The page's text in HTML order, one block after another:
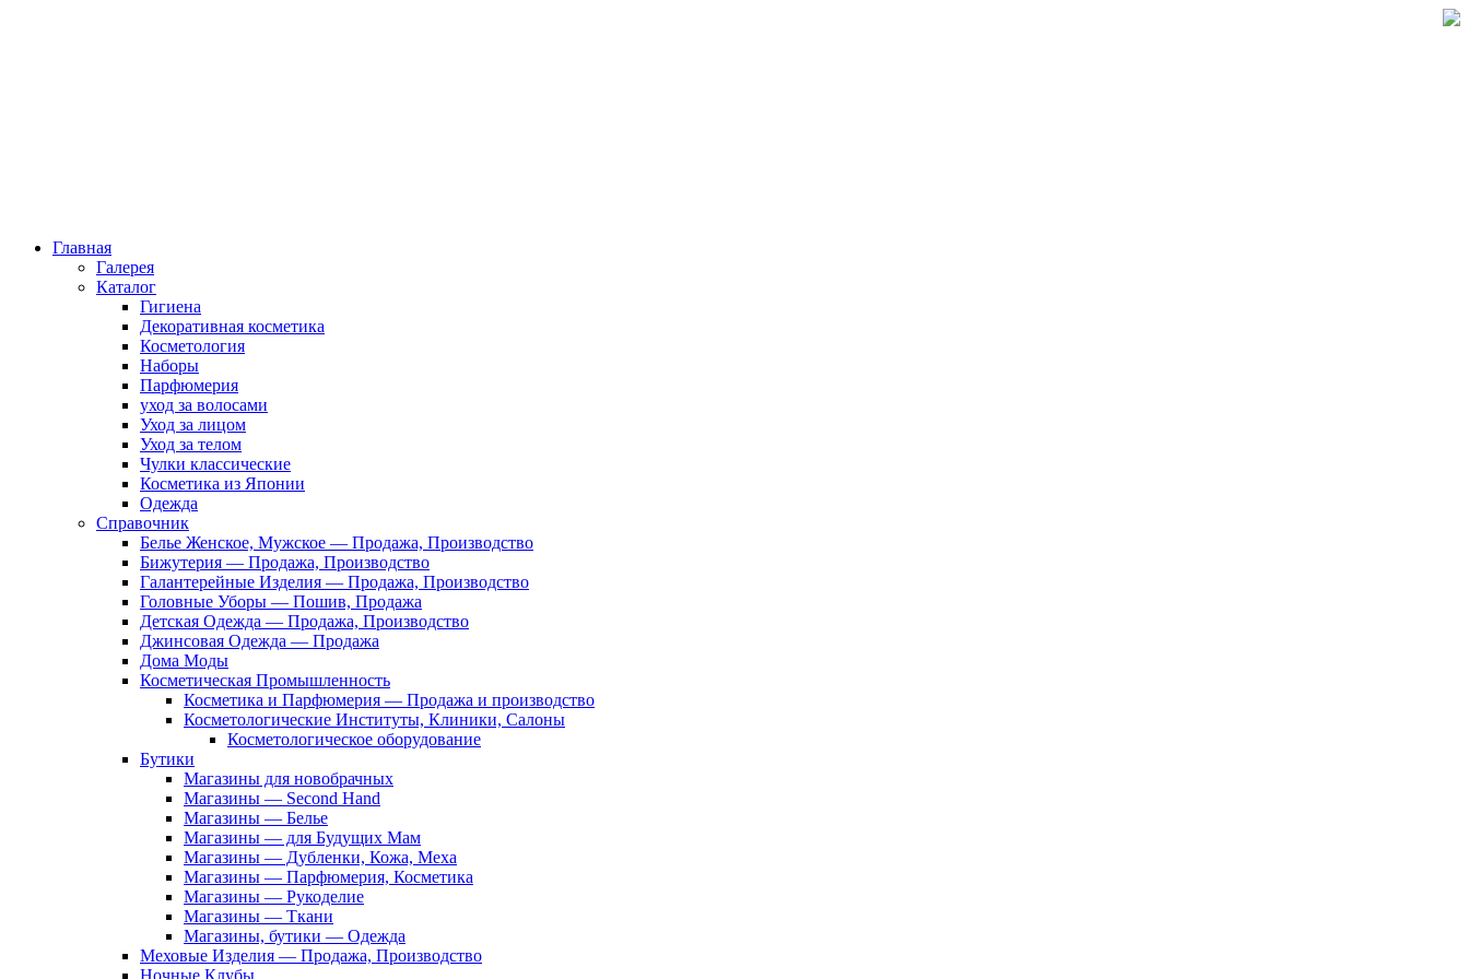
Главная
Галерея
Каталог
Гигиена
Декоративная косметика
Косметология
Наборы
Парфюмерия
уход за волосами
Уход за лицом
Уход за телом
Чулки классические
Косметика из Японии
Одежда
Справочник
Белье Женское, Мужское — Продажа, Производство
Бижутерия — Продажа, Производство
Галантерейные Изделия — Продажа, Производство
Головные Уборы — Пошив, Продажа
Детская Одежда — Продажа, Производство
Джинсовая Одежда — Продажа
Дома Моды
Косметическая Промышленность
Косметика и Парфюмерия — Продажа и производство
Косметологические Институты, Клиники, Салоны
Косметологическое оборудование
Бутики
Магазины для новобрачных
Магазины — Second Hand
Магазины — Белье
Магазины — для Будущих Мам
Магазины — Дубленки, Кожа, Меха
Магазины — Парфюмерия, Косметика
Магазины — Рукоделие
Магазины — Ткани
Магазины, бутики — Одежда
Меховые Изделия — Продажа, Производство
Ночные Клубы